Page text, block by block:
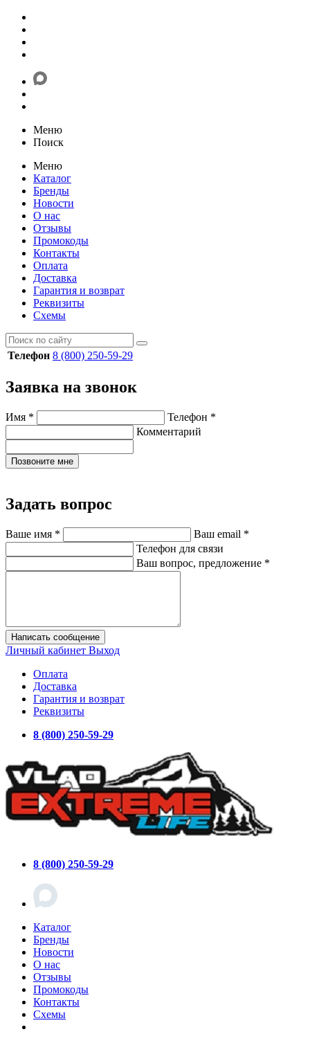
Меню
Поиск
Меню
Каталог
Бренды
Новости
О нас
Отзывы
Промокоды
Контакты
Оплата
Доставка
Гарантия и возврат
Реквизиты
Схемы
Телефон 8 (800) 250-59-29
Заявка на звонок
Имя * Телефон *
Комментарий
Позвоните мне
Задать вопрос
Ваше имя * Ваш email *
Телефон для связи
Ваш вопрос, предложение *
Написать сообщение
Личный кабинет Выход
Оплата
Доставка
Гарантия и возврат
Реквизиты
8 (800) 250-59-29
8 (800) 250-59-29
Каталог
Бренды
Новости
О нас
Отзывы
Промокоды
Контакты
Схемы